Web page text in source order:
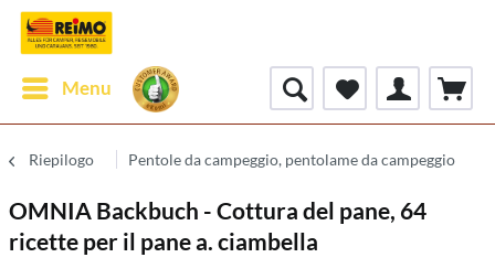
Menu
Riepilogo Pentole da campeggio, pentolame da campeggio
OMNIA Backbuch - Cottura del pane, 64
ricette per il pane a. ciambella